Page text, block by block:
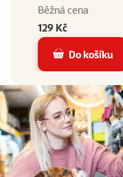
Běžná cena
129 Kč
Do košíku